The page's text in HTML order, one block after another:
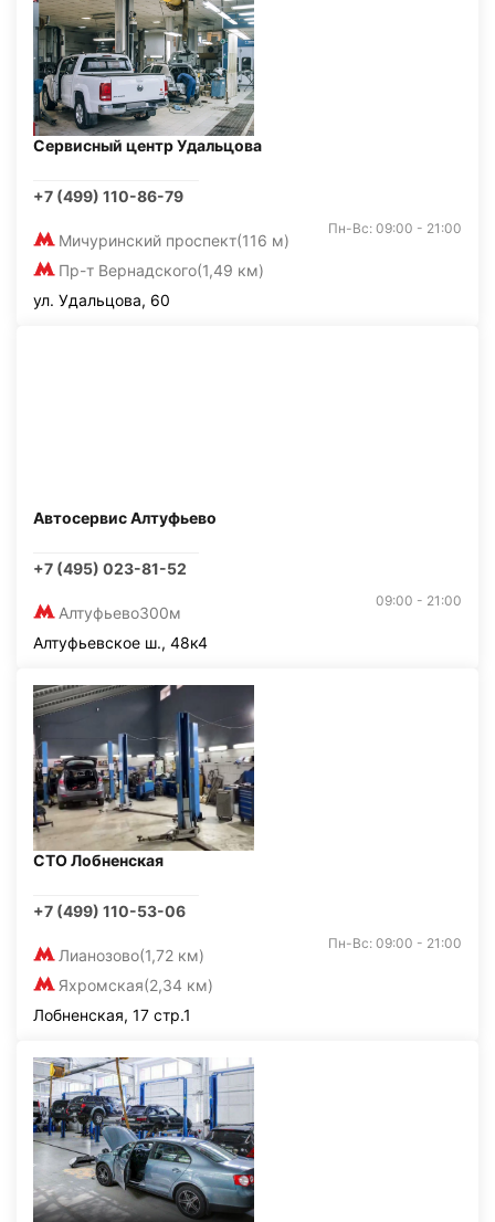
Сервисный центр Удальцова
+7 (499) 110-86-79
Мичуринский проспект(116 м)
Пр-т Вернадского(1,49 км)
Пн-Вс: 09:00 - 21:00
ул. Удальцова, 60
Автосервис Алтуфьево
+7 (495) 023-81-52
Алтуфьево300м
09:00 - 21:00
Алтуфьевское ш., 48к4
СТО Лобненская
+7 (499) 110-53-06
Лианозово(1,72 км)
Яхромская(2,34 км)
Пн-Вс: 09:00 - 21:00
Лобненская, 17 стр.1